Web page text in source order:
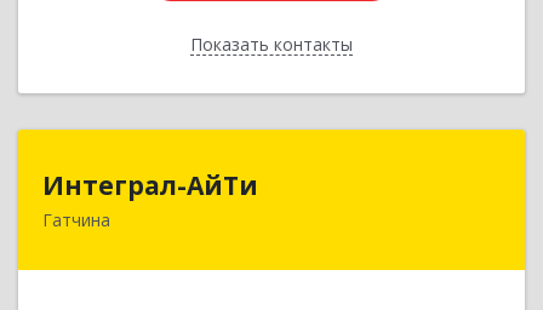
Показать контакты
Назад
Интеграл-АйТи
Гатчина188300, Ленинградская обл, Гатчинский р-н,